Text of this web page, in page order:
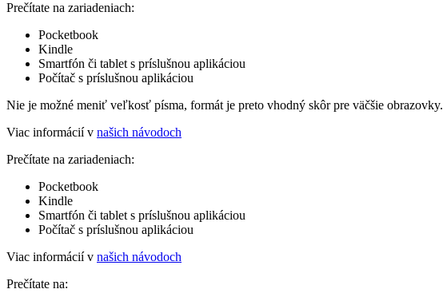
Prečítate na zariadeniach:
Pocketbook
Kindle
Smartfón či tablet s príslušnou aplikáciou
Počítač s príslušnou aplikáciou
Nie je možné meniť veľkosť písma, formát je preto vhodný skôr pre väčšie obrazovky.
Viac informácií v našich návodoch
Prečítate na zariadeniach:
Pocketbook
Kindle
Smartfón či tablet s príslušnou aplikáciou
Počítač s príslušnou aplikáciou
Viac informácií v našich návodoch
Prečítate na: